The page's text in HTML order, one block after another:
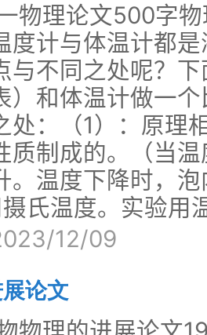
物理论文500字
度计与体温计都
与不同之处呢？
）和体温计做一
处：（1）：原理
质制成的。（当
。温度下降时，
摄氏温度。实验用
12/09
论文